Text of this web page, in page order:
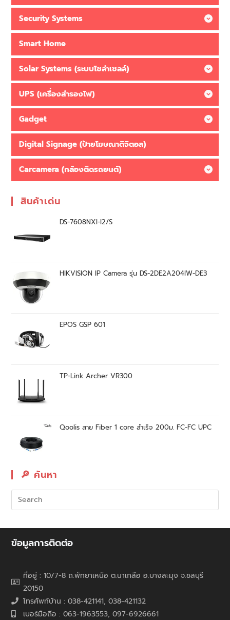
Security Systems
Smart Home
Solar Systems (ระบบโซล่าเซลล์)
UPS (เครื่องสำรองไฟ)
Gadget
Digital Signage (ป้ายโฆษณาดิจิตอล)
Carcamera (กล้องติดรถยนต์)
สินค้าเด่น
DS-7608NXI-I2/S
HIKVISION IP Camera รุ่น DS-2DE2A204IW-DE3
EPOS GSP 601
TP-Link Archer VR300
Qoolis สาย Fiber 1 core สำเร็จ 200ม. FC-FC UPC
🔎︎ ค้นหา
ข้อมูลการติดต่อ
ที่อยู่ : 10/7-8 ถ.พัทยาเหนือ ต.นาเกลือ อ.บางละมุง จ.ชลบุรี
20150
โทรศัพท์บ้าน : 038-421141, 038-421132
เบอร์มือถือ : 063-1963553, 097-6926661